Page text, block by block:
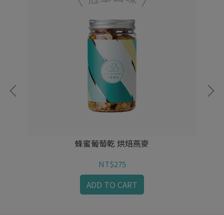
蜂蜜葡萄乾 烘焙燕麥
NT$275
ADD TO CART